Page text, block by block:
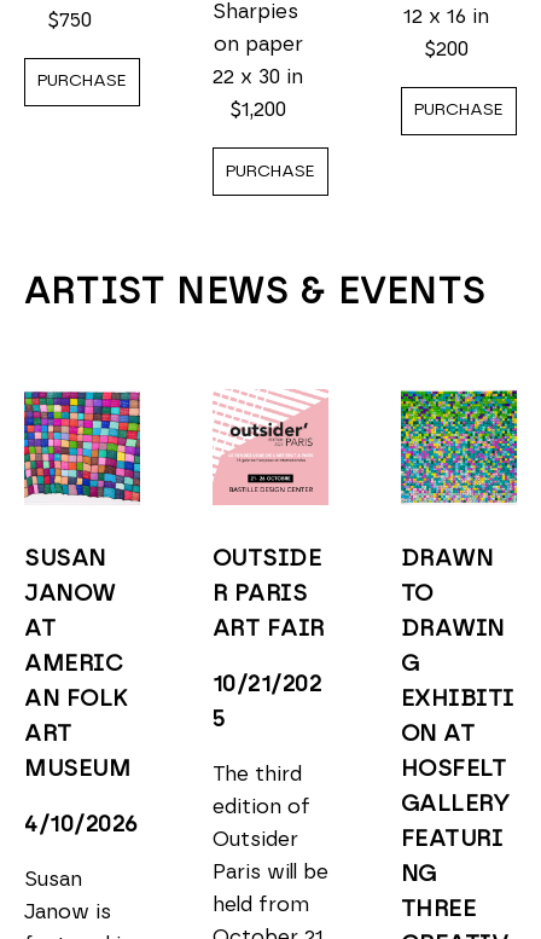
$750
PURCHASE
Sharpies
on paper
22 x 30 in
$1,200
PURCHASE
12 x 16 in
$200
PURCHASE
ARTIST NEWS & EVENTS
SUSAN
JANOW
AT
AMERIC
AN FOLK
ART
MUSEUM
4/10/2026
Susan
Janow is
OUTSIDE
R PARIS
ART FAIR
10/21/202
5
The third
edition of
Outsider
Paris will be
held from
DRAWN
TO
DRAWIN
G
EXHIBITI
ON AT
HOSFELT
GALLERY
FEATURI
NG
THREE